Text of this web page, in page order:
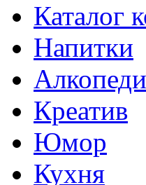
Каталог
Напитки
Креатив
Юмор
Кухня